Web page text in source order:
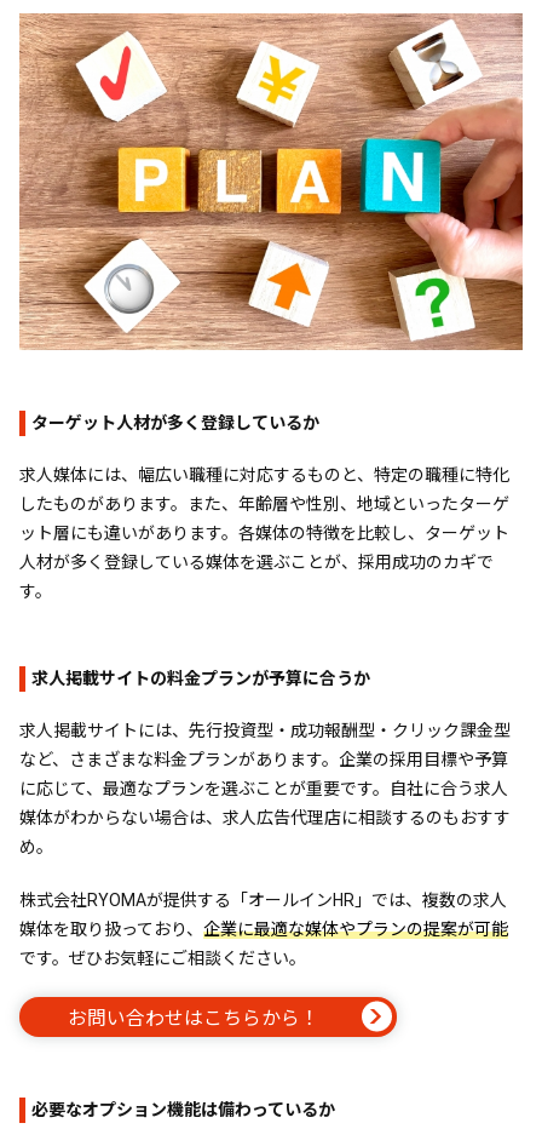
ターゲット人材が多く登録しているか
求人媒体には、幅広い職種に対応するものと、特定の職種に特化
したものがあります。また、年齢層や性別、地域といったターゲ
ット層にも違いがあります。各媒体の特徴を比較し、ターゲット
人材が多く登録している媒体を選ぶことが、採用成功のカギで
す。
求人掲載サイトの料金プランが予算に合うか
求人掲載サイトには、先行投資型・成功報酬型・クリック課金型
など、さまざまな料金プランがあります。企業の採用目標や予算
に応じて、最適なプランを選ぶことが重要です。自社に合う求人
媒体がわからない場合は、求人広告代理店に相談するのもおすす
め。
株式会社RYOMAが提供する「オールインHR」では、複数の求人
媒体を取り扱っており、 企業に最適な媒体やプランの提案が可能
です。ぜひお気軽にご相談ください。
お問い合わせはこちらから！
必要なオプション機能は備わっているか